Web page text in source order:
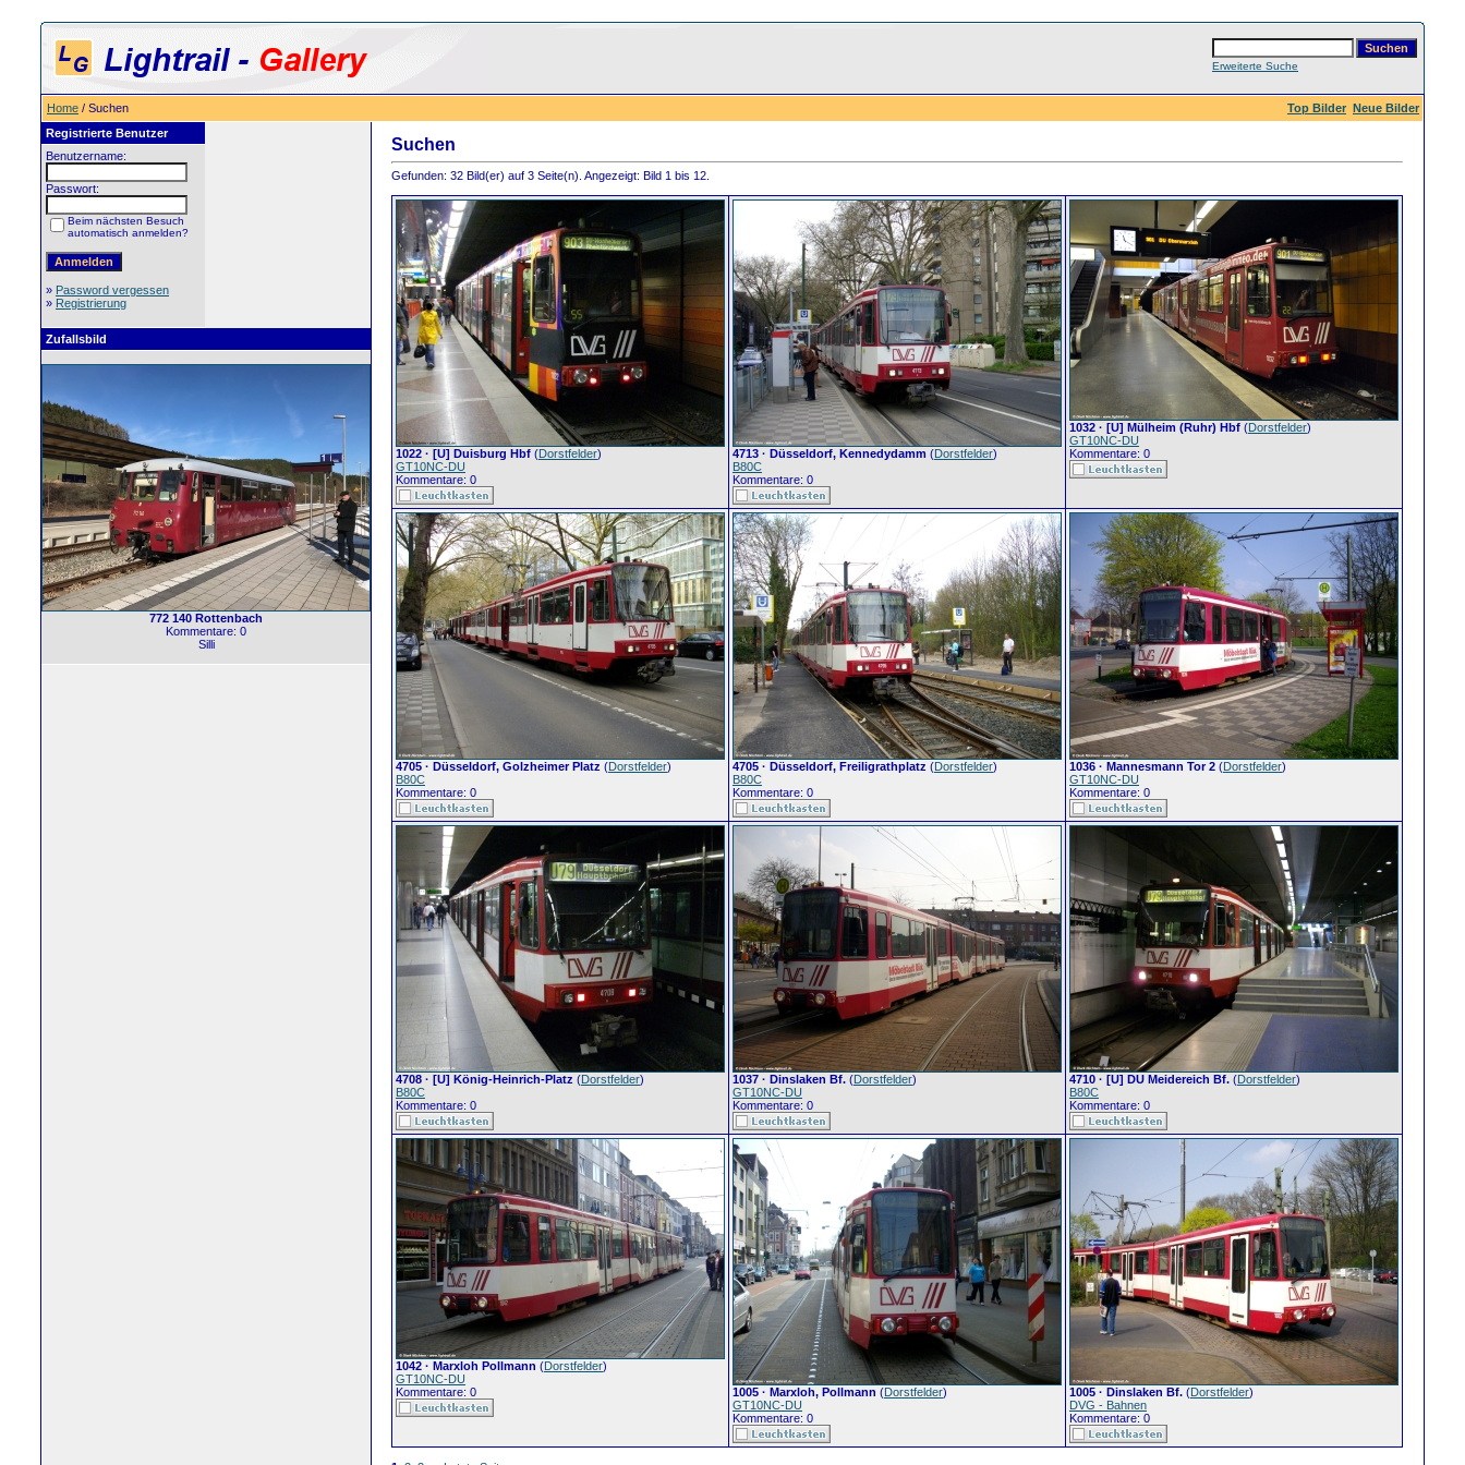
Erweiterte Suche
Home / Suchen Top Bilder Neue Bilder
Registrierte Benutzer
Benutzername:
Passwort:
Beim nächsten Besuch
automatisch anmelden?
» Password vergessen
» Registrierung
Zufallsbild
772 140 Rottenbach
Kommentare: 0
Silli
Suchen
Gefunden: 32 Bild(er) auf 3 Seite(n). Angezeigt: Bild 1 bis 12.
1022 · [U] Duisburg Hbf (Dorstfelder)
GT10NC-DU
Kommentare: 0
4713 · Düsseldorf, Kennedydamm (Dorstfelder)
B80C
Kommentare: 0
1032 · [U] Mülheim (Ruhr) Hbf (Dorstfelder)
GT10NC-DU
Kommentare: 0
4705 · Düsseldorf, Golzheimer Platz (Dorstfelder)
B80C
Kommentare: 0
4705 · Düsseldorf, Freiligrathplatz (Dorstfelder)
B80C
Kommentare: 0
1036 · Mannesmann Tor 2 (Dorstfelder)
GT10NC-DU
Kommentare: 0
4708 · [U] König-Heinrich-Platz (Dorstfelder)
B80C
Kommentare: 0
1037 · Dinslaken Bf. (Dorstfelder)
GT10NC-DU
Kommentare: 0
4710 · [U] DU Meidereich Bf. (Dorstfelder)
B80C
Kommentare: 0
1042 · Marxloh Pollmann (Dorstfelder)
GT10NC-DU
Kommentare: 0
1005 · Marxloh, Pollmann (Dorstfelder)
GT10NC-DU
Kommentare: 0
1005 · Dinslaken Bf. (Dorstfelder)
DVG - Bahnen
Kommentare: 0